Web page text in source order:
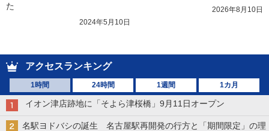
た
2024年5月10日
2026年8月10日
アクセスランキング
1時間 24時間 1週間 1カ月
イオン津店跡地に「そよら津桜橋」9月11日オープン
名駅ヨドバシの誕生 名古屋駅再開発の行方と「期間限定」の理